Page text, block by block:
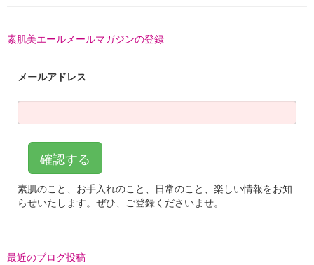
素肌美エールメールマガジンの登録
最近のブログ投稿